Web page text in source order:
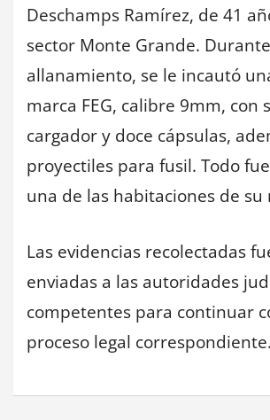
Deschamps Ramírez, de 41
sector Monte Grande.
allanamiento, se le incautó
marca FEG, calibre 9mm, con
cargador y doce cápsulas,
proyectiles para fusil. Todo
una de las habitaciones de su
Las evidencias recolectadas
enviadas a las autoridades
competentes para continuar
proceso legal correspondiente.